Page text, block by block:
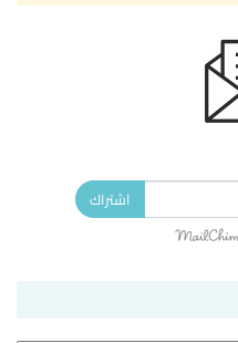
اشتراك